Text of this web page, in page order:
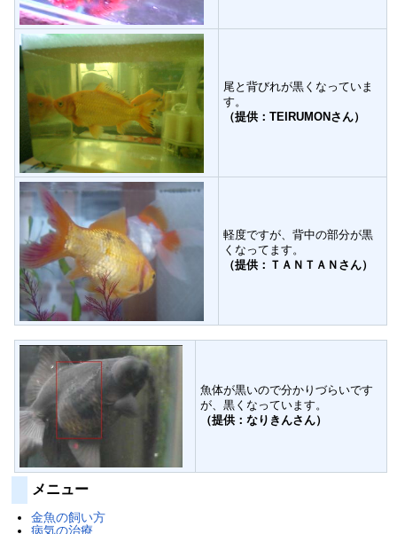
尾と背びれが黒くなっていま
す。
（提供：TEIRUMONさん）
軽度ですが、背中の部分が黒
くなってます。
（提供：ＴＡＮＴＡＮさん）
魚体が黒いので分かりづらいです
が、黒くなっています。
（提供：なりきんさん）
メニュー
金魚の飼い方
病気の治療